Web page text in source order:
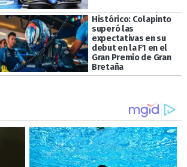
Histórico: Colapinto
superó las
expectativas en su
debut en la F1 en el
Gran Premio de Gran
Bretaña